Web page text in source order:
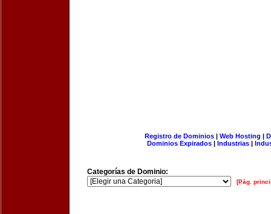
Registro de Dominios| Web Hosting |
Dominios Expirados | Industrias |
Categorías de Dominio:
[Pág.